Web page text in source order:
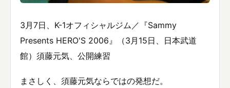
3月7日、K-1オフィシャルジム／『Sammy
Presents HERO'S 2006』（3月15日、日本武道
館）須藤元気、公開練習
まさしく、須藤元気ならではの発想だ。